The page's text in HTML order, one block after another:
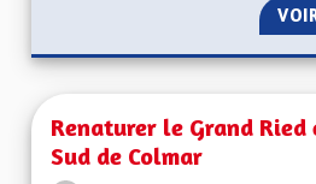
Renaturer le Grand
Sud de Colmar